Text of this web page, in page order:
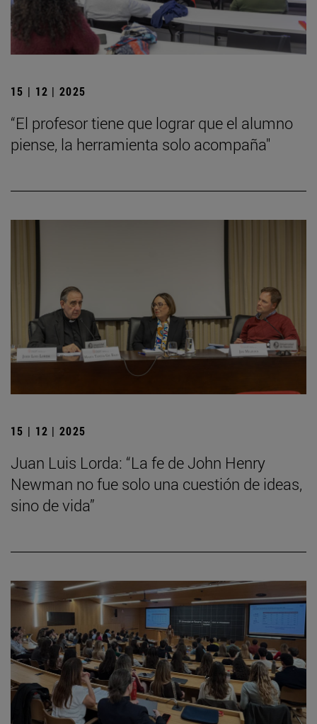
15 | 12 | 2025
“El profesor tiene que lograr que el alumno
piense, la herramienta solo acompaña"
15 | 12 | 2025
Juan Luis Lorda: “La fe de John Henry
Newman no fue solo una cuestión de ideas,
sino de vida”